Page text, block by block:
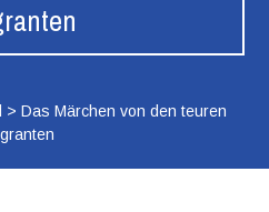
>Das Märchen von den teuren